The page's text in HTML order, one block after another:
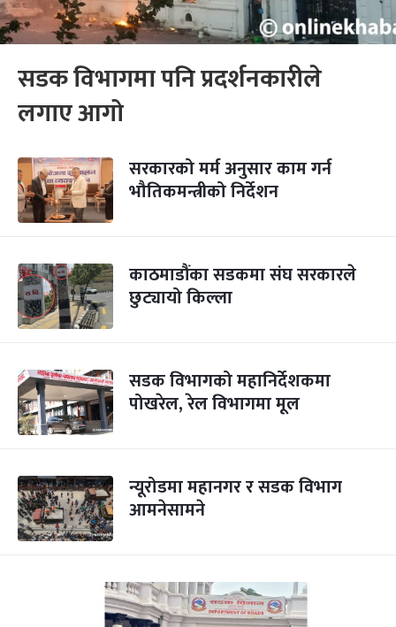
सडक विभागमा पनि प्रदर्शनकारीले
लगाए आगो
सरकारको मर्म अनुसार काम गर्न
भौतिकमन्त्रीको निर्देशन
काठमाडौंका सडकमा संघ सरकारले
छुट्यायो किल्ला
सडक विभागको महानिर्देशकमा
पोखरेल, रेल विभागमा मूल
न्यूरोडमा महानगर र सडक विभाग
आमनेसामने